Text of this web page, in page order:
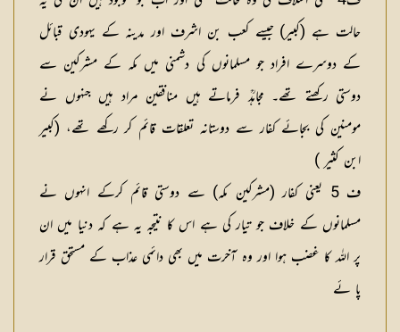
حالت ہے (کبیر) جیسے کعب بن اشرف اور مدینہ کے یہودی قبائل
کے دوسرے افراد جو مسلمانوں کی دشمنی میں مکہ کے مشرکین سے
دوستی رکھتے تھے۔ مجاہدؒ فرماتے ہیں منافقین مراد ہیں جنہوں نے
مومنین کی بجائے کفار سے دوستانہ تعلقات قائم کر رکھے تھے، (کبیر
ابن کثیر )
ف 5 یعنی کفار (مشرکین مکہ) سے دوستی قائم کرکے انہوں نے
مسلمانوں کے خلاف جو تیار کی ہے اس کا نتیجہ یہ ہے کہ دنیا میں ان
پر اللہ کا غضب ہوا اور وہ آخرت میں بھی دائمی عذاب کے مستحق قرار
پا ئے